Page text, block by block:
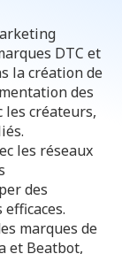
DTC et
la création de
des
les créateurs,
les réseaux
des
marques de
et Beatbot,